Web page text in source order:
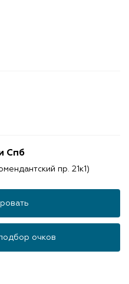
Спб
пр. 21к1)
очков